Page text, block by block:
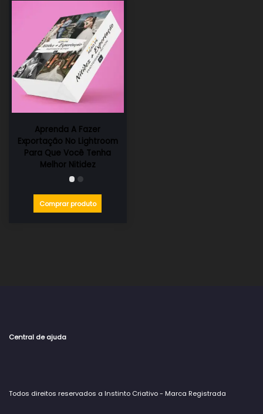
Aprenda A Fazer
Exportação No Lightroom
Para Que Você Tenha
Melhor Nitidez
Comprar produto
Central de ajuda
Todos direitos reservados a Instinto Criativo - Marca Registrada